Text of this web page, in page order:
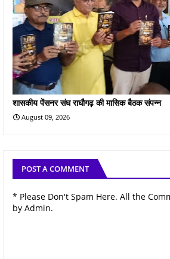
शासकीय पेंसनर संघ राघौगढ़ की मासिक बैठक संपन्न
August 09, 2026
POST A COMMENT
* Please Don't Spam Here. All the
by Admin.